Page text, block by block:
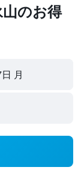
のお得
月